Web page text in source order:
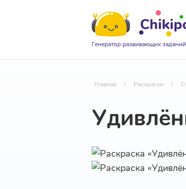
Генератор развивающих
Главная / Раскраски /